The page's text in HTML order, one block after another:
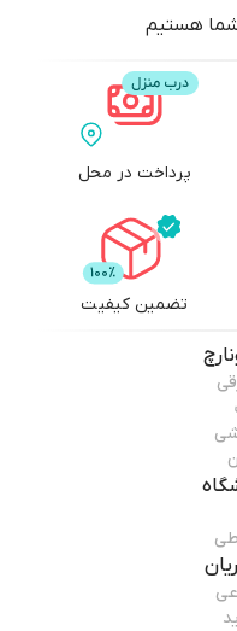
هستیم
پرداخت در محل
تضمین کیفیت